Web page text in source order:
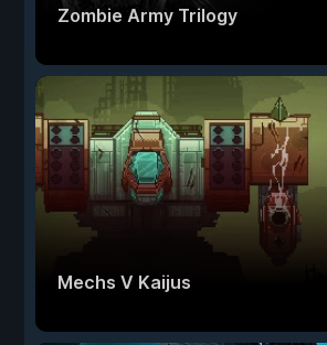
Zombie Army Trilogy
Mechs V Kaijus